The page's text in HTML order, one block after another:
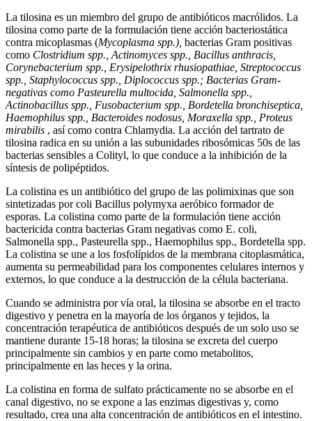
La tilosina es un miembro del grupo de antibióticos macrólidos. La
tilosina como parte de la formulación tiene acción bacteriostática
contra micoplasmas (Mycoplasma spp.), bacterias Gram positivas
como Clostridium spp., Actinomyces spp., Bacillus anthracis,
Corynebacterium spp., Erysipelothrix rhusiopathiae, Streptococcus
spp., Staphylococcus spp., Diplococcus spp.; Bacterias Gram-
negativas como Pasteurella multocida, Salmonella spp.,
Actinobacillus spp., Fusobacterium spp., Bordetella bronchiseptica,
Haemophilus spp., Bacteroides nodosus, Moraxella spp., Proteus
mirabilis , así como contra Chlamydia. La acción del tartrato de
tilosina radica en su unión a las subunidades ribosómicas 50s de las
bacterias sensibles a Colityl, lo que conduce a la inhibición de la
síntesis de polipéptidos.
La colistina es un antibiótico del grupo de las polimixinas que son
sintetizadas por coli Bacillus polymyxa aeróbico formador de
esporas. La colistina como parte de la formulación tiene acción
bactericida contra bacterias Gram negativas como E. coli,
Salmonella spp., Pasteurella spp., Haemophilus spp., Bordetella spp.
La colistina se une a los fosfolípidos de la membrana citoplasmática,
aumenta su permeabilidad para los componentes celulares internos y
externos, lo que conduce a la destrucción de la célula bacteriana.
Cuando se administra por vía oral, la tilosina se absorbe en el tracto
digestivo y penetra en la mayoría de los órganos y tejidos, la
concentración terapéutica de antibióticos después de un solo uso se
mantiene durante 15-18 horas; la tilosina se excreta del cuerpo
principalmente sin cambios y en parte como metabolitos,
principalmente en las heces y la orina.
La colistina en forma de sulfato prácticamente no se absorbe en el
canal digestivo, no se expone a las enzimas digestivas y, como
resultado, crea una alta concentración de antibióticos en el intestino.